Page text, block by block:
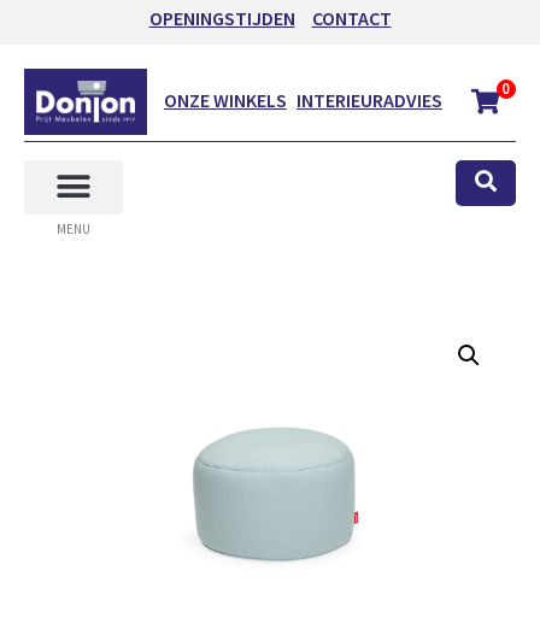
OPENINGSTIJDEN CONTACT
ONZE WINKELS INTERIEURADVIES 0
MENU